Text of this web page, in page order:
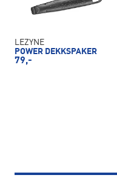
LEZYNE
POWER DEKKSPAKER
79,-